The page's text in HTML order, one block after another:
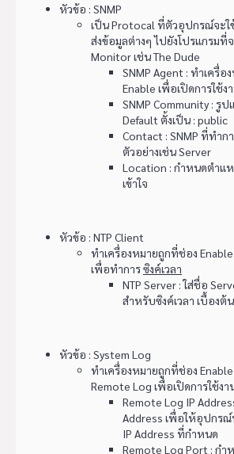
หัวข้อ : SNMP
เป็น Protocal ที่ตัวอุปกรณ์จะใ
ส่งข้อมูลต่างๆ ไปยังโปรแกรมที่
Monitor เช่น The Dude
SNMP Agent : ทำเครื่อ
Enable เพื่อเปิดการใช้ง
SNMP Community : รู
Default ตั้งเป็น : public
Contact : SNMP ที่ทำ
ตัวอย่างเช่น Server
Location : กำหนดตำแ
เข้าใจ
หัวข้อ : NTP Client
ทำเครื่องหมายถูกที่ช่อง
เพื่อทำการซิงค์เวลา
NTP Server : ใส่ชื่อ
สำหรับซิงค์เวลา เบื้อง
หัวข้อ : System Log
ทำเครื่องหมายถูกที่ช่อง Enable
Remote Log เพื่อเปิดการใช้งา
Remote Log IP
Address เพื่อให้อุปกรณ์
IP Address ที่กำหนด
Remote Log Port : ก